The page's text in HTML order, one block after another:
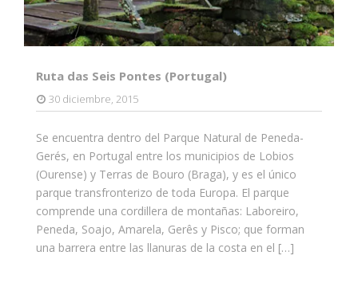
Ruta das Seis Pontes (Portugal)
30 diciembre, 2015
Se encuentra dentro del Parque Natural de Peneda-
Gerés, en Portugal entre los municipios de Lobios
(Ourense) y Terras de Bouro (Braga), y es el único
parque transfronterizo de toda Europa. El parque
comprende una cordillera de montañas: Laboreiro,
Peneda, Soajo, Amarela, Gerês y Pisco; que forman
una barrera entre las llanuras de la costa en el […]